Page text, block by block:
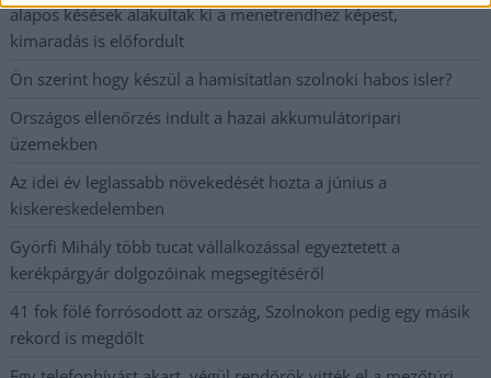
alapos késések alakultak ki a menetrendhez képest,
kimaradás is előfordult
Ön szerint hogy készül a hamisítatlan szolnoki habos isler?
Országos ellenőrzés indult a hazai akkumulátoripari
üzemekben
Az idei év leglassabb növekedését hozta a június a
kiskereskedelemben
Györfi Mihály több tucat vállalkozással egyeztetett a
kerékpárgyár dolgozóinak megsegítéséről
41 fok fölé forrósodott az ország, Szolnokon pedig egy másik
rekord is megdőlt